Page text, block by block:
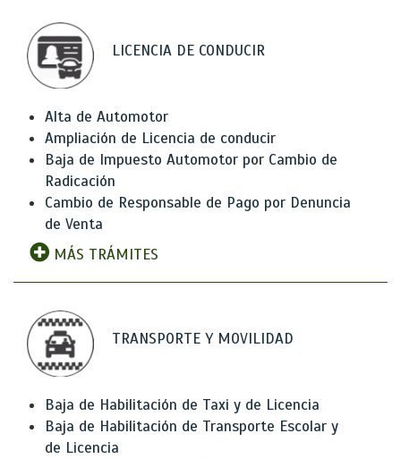
LICENCIA DE CONDUCIR
Alta de Automotor
Ampliación de Licencia de conducir
Baja de Impuesto Automotor por Cambio de
Radicación
Cambio de Responsable de Pago por Denuncia
de Venta
MÁS TRÁMITES
TRANSPORTE Y MOVILIDAD
Baja de Habilitación de Taxi y de Licencia
Baja de Habilitación de Transporte Escolar y
de Licencia